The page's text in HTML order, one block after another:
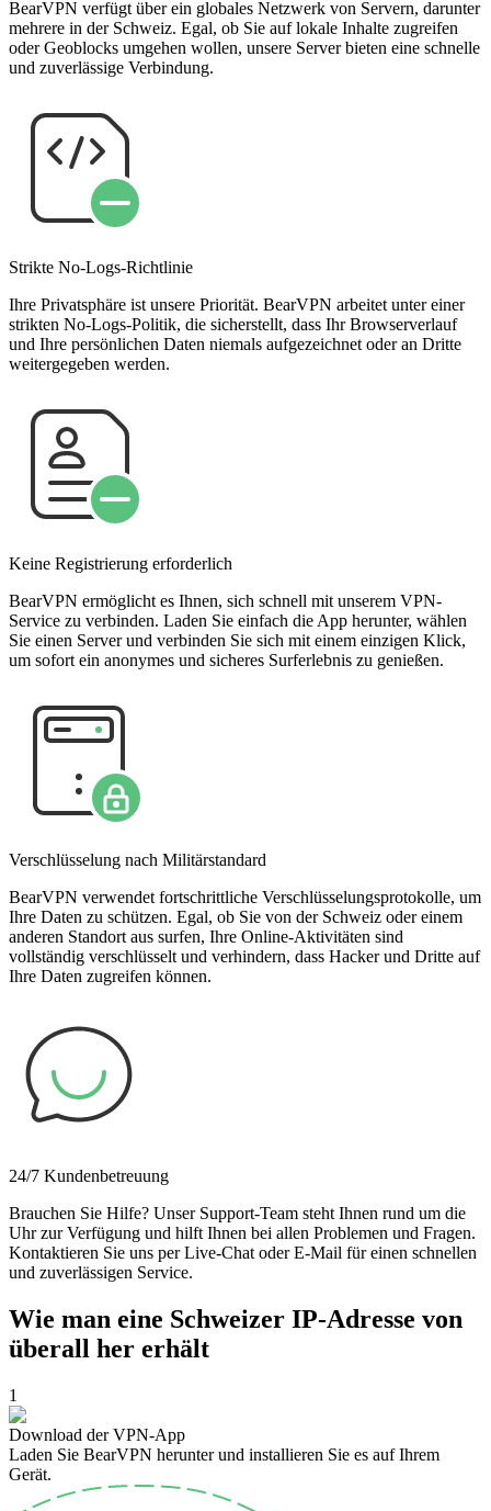
BearVPN verfügt über ein globales Netzwerk von Servern, darunter
mehrere in der Schweiz. Egal, ob Sie auf lokale Inhalte zugreifen
oder Geoblocks umgehen wollen, unsere Server bieten eine schnelle
und zuverlässige Verbindung.
Strikte No-Logs-Richtlinie
Ihre Privatsphäre ist unsere Priorität. BearVPN arbeitet unter einer
strikten No-Logs-Politik, die sicherstellt, dass Ihr Browserverlauf
und Ihre persönlichen Daten niemals aufgezeichnet oder an Dritte
weitergegeben werden.
Keine Registrierung erforderlich
BearVPN ermöglicht es Ihnen, sich schnell mit unserem VPN-
Service zu verbinden. Laden Sie einfach die App herunter, wählen
Sie einen Server und verbinden Sie sich mit einem einzigen Klick,
um sofort ein anonymes und sicheres Surferlebnis zu genießen.
Verschlüsselung nach Militärstandard
BearVPN verwendet fortschrittliche Verschlüsselungsprotokolle, um
Ihre Daten zu schützen. Egal, ob Sie von der Schweiz oder einem
anderen Standort aus surfen, Ihre Online-Aktivitäten sind
vollständig verschlüsselt und verhindern, dass Hacker und Dritte auf
Ihre Daten zugreifen können.
24/7 Kundenbetreuung
Brauchen Sie Hilfe? Unser Support-Team steht Ihnen rund um die
Uhr zur Verfügung und hilft Ihnen bei allen Problemen und Fragen.
Kontaktieren Sie uns per Live-Chat oder E-Mail für einen schnellen
und zuverlässigen Service.
Wie man eine Schweizer IP-Adresse von
überall her erhält
1
Download der VPN-App
Laden Sie BearVPN herunter und installieren Sie es auf Ihrem
Gerät.